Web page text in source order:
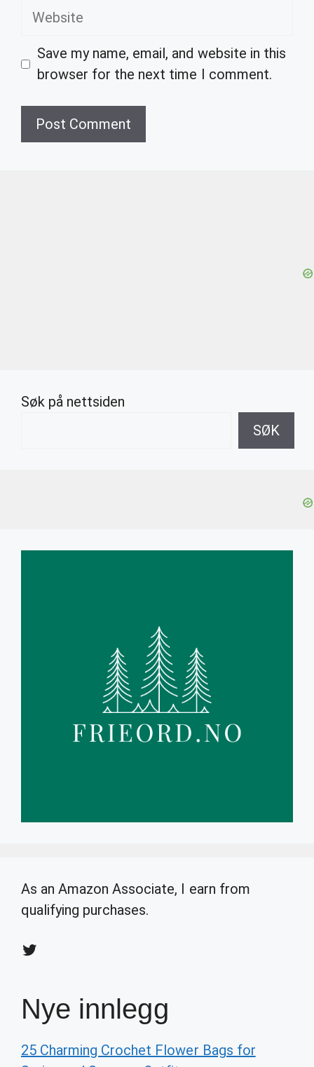
Website
Save my name, email, and website in this
browser for the next time I comment.
Søk på nettsiden
SØK
As an Amazon Associate, I earn from
qualifying purchases.
Twitter
Nye innlegg
25 Charming Crochet Flower Bags for